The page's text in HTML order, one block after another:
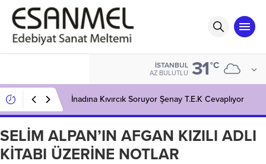
İSTANBUL
AZ BULUTLU 31°C
İnadına Kıvırcık Soruyor Şenay T.E.K Cevaplıyor
SELİM ALPAN’IN AFGAN KIZILI ADLI
KİTABI ÜZERİNE NOTLAR